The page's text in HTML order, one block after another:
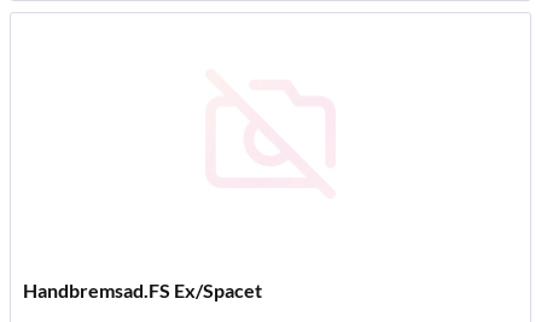
Handbremsad.FS Ex/Spacet